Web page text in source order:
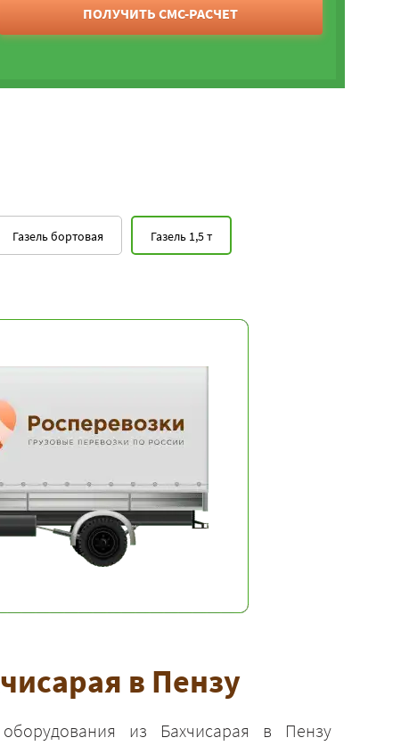
ПОЛУЧИТЬ СМС-РАСЧЕТ
Газель 1,5 т
Газель бортовая
в Пензу
из Бахчисарая в Пензу